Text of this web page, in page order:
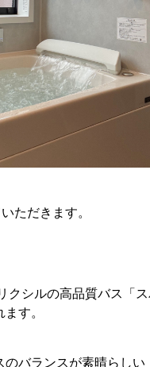
ただきます。
シルの高品質バス「
す。
バランスが素晴らし